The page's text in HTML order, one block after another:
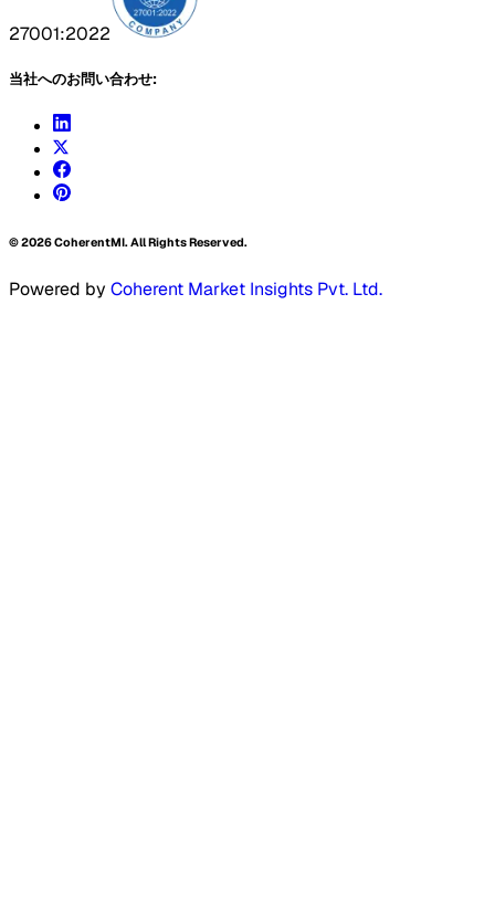
27001:2022
当社へのお問い合わせ:
©2026CoherentMI. All Rights Reserved.
Powered by Coherent Market Insights Pvt. Ltd.